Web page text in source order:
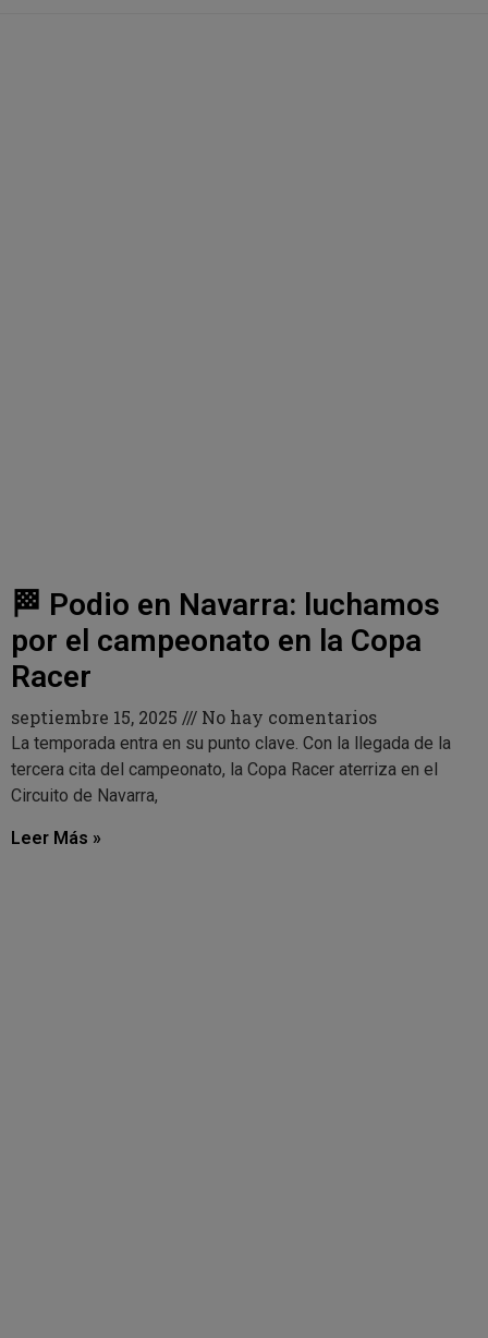
🏁 Podio en Navarra: luchamos
por el campeonato en la Copa
Racer
septiembre 15, 2025 No hay comentarios
La temporada entra en su punto clave. Con la llegada de la
tercera cita del campeonato, la Copa Racer aterriza en el
Circuito de Navarra,
Leer Más »